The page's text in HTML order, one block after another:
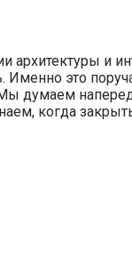
архитектуры
это
думаем
когда